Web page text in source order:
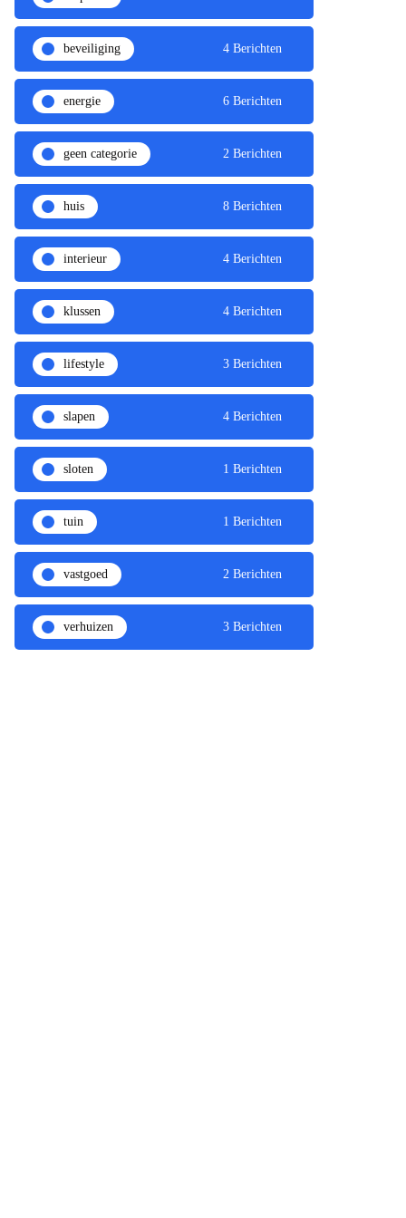
beveiliging 4 Berichten
energie 6 Berichten
geen categorie 2 Berichten
huis 8 Berichten
interieur 4 Berichten
klussen 4 Berichten
lifestyle 3 Berichten
slapen 4 Berichten
sloten 1 Berichten
tuin 1 Berichten
vastgoed 2 Berichten
verhuizen 3 Berichten